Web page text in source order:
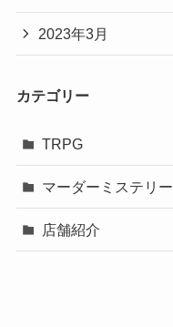
2023年3月
カテゴリー
TRPG
マーダーミステリー
店舗紹介